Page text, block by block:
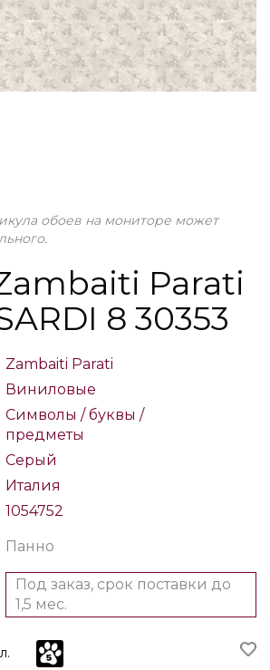
обоев на мониторе может
Parati
8 30353
Zambaiti Parati
Виниловые
Символы / буквы /
предметы
Серый
Италия
1054752
Панно
Под заказ, срок поставки до
1,5 мес.